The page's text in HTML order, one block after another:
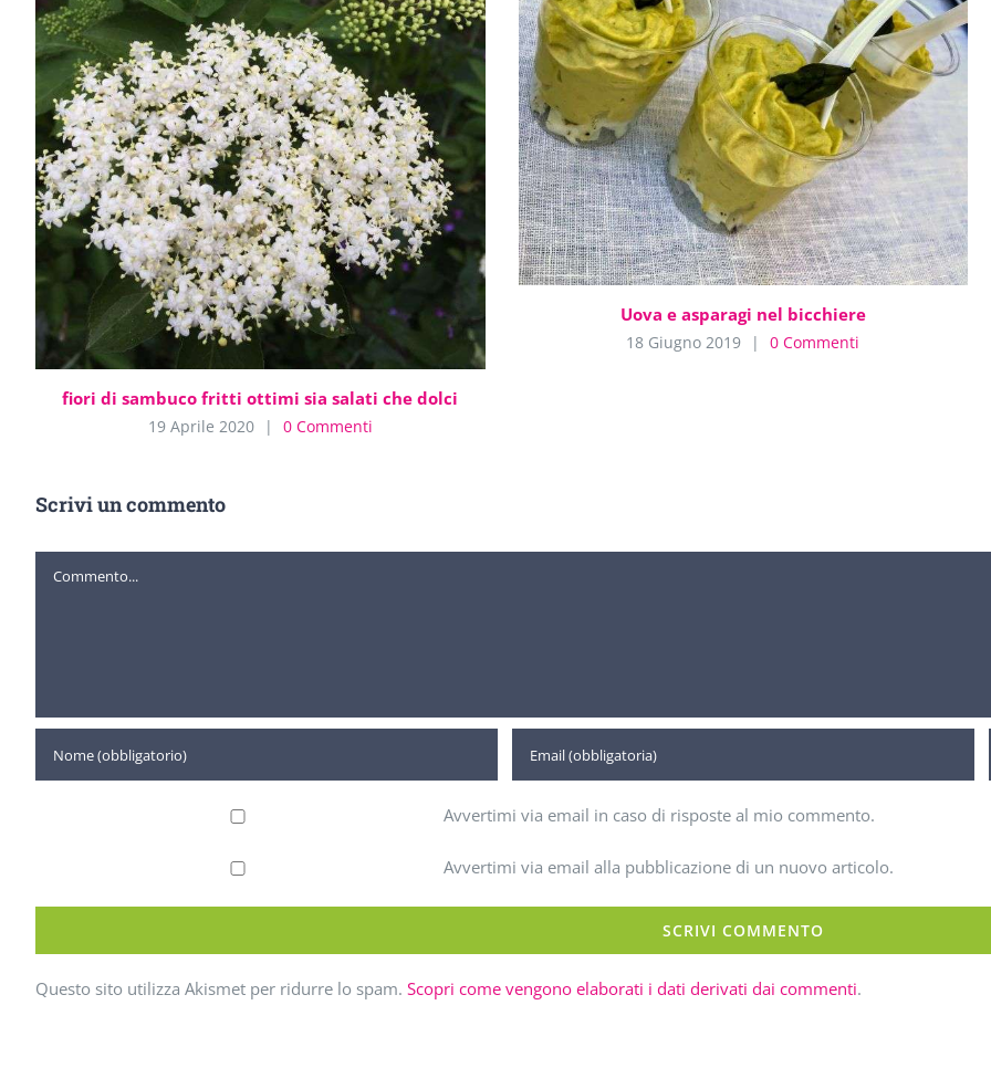
fiori di sambuco fritti ottimi sia salati che dolci
19 Aprile 2020 | 0 Commenti
Uova e asparagi nel bicchiere
18 Giugno 2019 | 0 Commenti
Scrivi un commento
Commento
Avvertimi via email in caso di risposte al mio commento.
Avvertimi via email alla pubblicazione di un nuovo articolo.
Questo sito utilizza Akismet per ridurre lo spam. Scopri come vengono elaborati i dati derivati dai commenti.